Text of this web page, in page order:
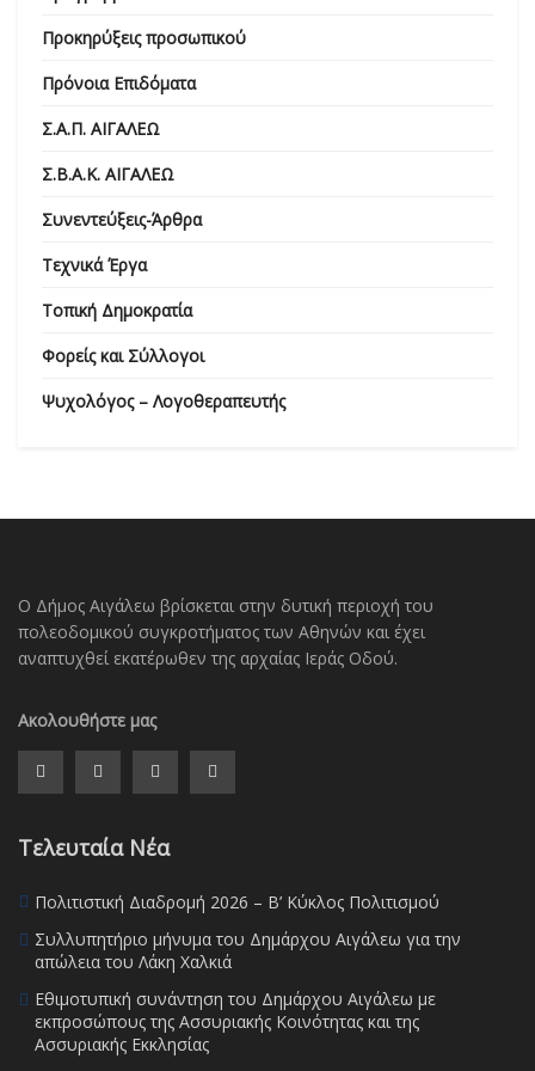
Προκηρύξεις προσωπικού
Πρόνοια Επιδόματα
Σ.Α.Π. ΑΙΓΑΛΕΩ
Σ.Β.Α.Κ. ΑΙΓΑΛΕΩ
Συνεντεύξεις-Άρθρα
Τεχνικά Έργα
Τοπική Δημοκρατία
Φορείς και Σύλλογοι
Ψυχολόγος – Λογοθεραπευτής
Ο Δήμος Αιγάλεω βρίσκεται στην δυτική περιοχή του
πολεοδομικού συγκροτήματος των Αθηνών και έχει
αναπτυχθεί εκατέρωθεν της αρχαίας Ιεράς Οδού.
Ακολουθήστε μας
Τελευταία Νέα
Πολιτιστική Διαδρομή 2026 – Β’ Κύκλος Πολιτισμού
Συλλυπητήριο μήνυμα του Δημάρχου Αιγάλεω για την
απώλεια του Λάκη Χαλκιά
Εθιμοτυπική συνάντηση του Δημάρχου Αιγάλεω με
εκπροσώπους της Ασσυριακής Κοινότητας και της
Ασσυριακής Εκκλησίας